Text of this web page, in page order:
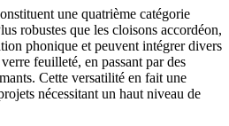
une quatrième catégorie
robustes que les cloisons accordéon,
phonique et peuvent intégrer divers
feuilleté, en passant par des
Cette versatilité en fait une
nécessitant un haut niveau de